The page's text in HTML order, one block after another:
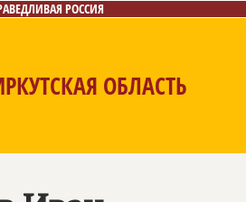
РОССИЯ
ОБЛАСТЬ